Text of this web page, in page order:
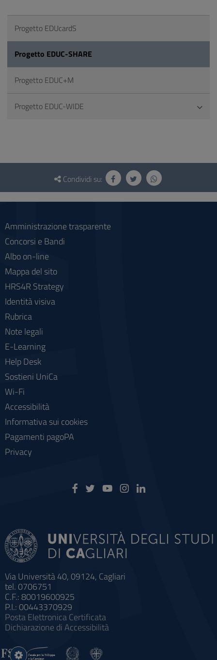
Progetto EDUcardS
Progetto EDUC-SHARE
Progetto EDUC+M
Progetto EDUC-WIDE
Questionario
social
Condividi su:
Via Università 40, 09124, Cagliari
tel. 0706751
C.F.: 80019600925
P.I.: 00443370929
Posta Elettronica Certificata
Dichiarazione di Accessibilità
Amministrazione trasparente
Concorsi e Bandi
Albo on-line
Mappa del sito
HRS4R Strategy
Identità visiva
Rubrica
Note legali
E-Learning
Help Desk
Sostieni UniCa
Wi-Fi
Accessibilità
Informativa sui cookies
Pagamenti pagoPA
Privacy
Impostazioni